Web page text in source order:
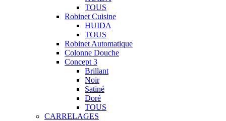
TOUS
Robinet Cuisine
HUIDA
TOUS
Robinet Automatique
Colonne Douche
Concept 3
Brillant
Noir
Satiné
Doré
TOUS
CARRELAGES